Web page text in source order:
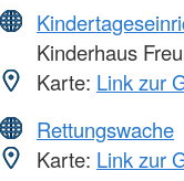
Kinderhaus
Karte: Link zur
Rettungswache
Karte: Link zur